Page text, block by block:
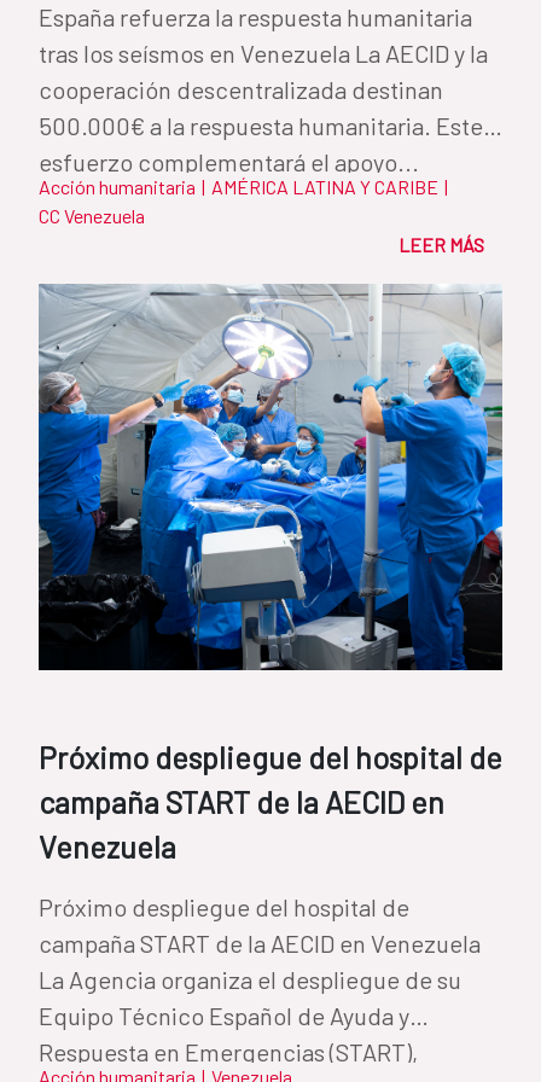
España refuerza la respuesta humanitaria
tras los seísmos en Venezuela La AECID y la
cooperación descentralizada destinan
500.000€ a la respuesta humanitaria. Este
esfuerzo complementará el apoyo...
Acción humanitaria | AMÉRICA LATINA Y CARIBE |
CC Venezuela
LEER MÁS
Próximo despliegue del hospital de
campaña START de la AECID en
Venezuela
Próximo despliegue del hospital de
campaña START de la AECID en Venezuela
La Agencia organiza el despliegue de su
Equipo Técnico Español de Ayuda y
Respuesta en Emergencias (START),
Acción humanitaria | Venezuela